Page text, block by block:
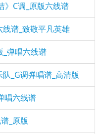
》C调_原版六线谱
谱_致敬平凡英雄
_弹唱六线谱
_G调弹唱谱_高清版
唱六线谱
_原版